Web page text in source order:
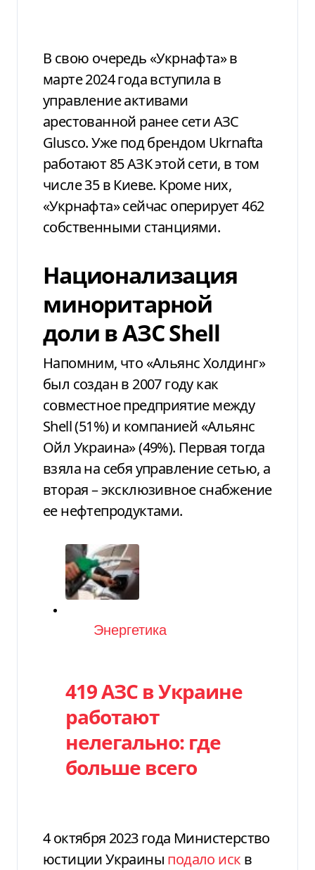
В свою очередь «Укрнафта» в
марте 2024 года вступила в
управление активами
арестованной ранее сети АЗС
Glusco. Уже под брендом Ukrnafta
работают 85 АЗК этой сети, в том
числе 35 в Киеве. Кроме них,
«Укрнафта» сейчас оперирует 462
собственными станциями.
Национализация
миноритарной
доли в АЗС Shell
Напомним, что «Альянс Холдинг»
был создан в 2007 году как
совместное предприятие между
Shell (51%) и компанией «Альянс
Ойл Украина» (49%). Первая тогда
взяла на себя управление сетью, а
вторая – эксклюзивное снабжение
ее нефтепродуктами.
Категория
Энергетика
419 АЗС в Украине
работают
нелегально: где
больше всего
4 октября 2023 года Министерство
юстиции Украины подало иск в